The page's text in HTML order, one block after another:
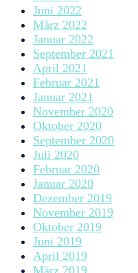
Juni 2022
März 2022
Januar 2022
September 2021
April 2021
Februar 2021
Januar 2021
November 2020
Oktober 2020
September 2020
Juli 2020
Februar 2020
Januar 2020
Dezember 2019
November 2019
Oktober 2019
Juni 2019
April 2019
März 2019